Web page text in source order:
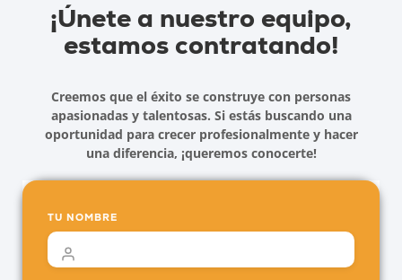
¡Únete a nuestro equipo,
estamos contratando!
Creemos que el éxito se construye con personas
apasionadas y talentosas. Si estás buscando una
oportunidad para crecer profesionalmente y hacer
una diferencia, ¡queremos conocerte!
TU NOMBRE